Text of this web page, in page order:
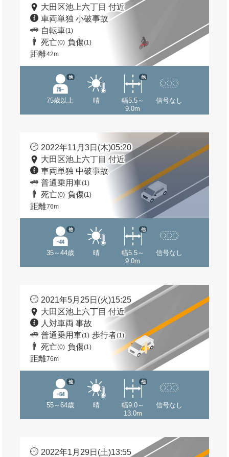
大田区池上六丁目 付近
車両単独 小破事故
自転車(1)
死亡(0) 負傷(1)
距離42m
75歳以上
他
晴
幅5.5～
9.0m
他
信号なし
2022年11月3日(木)05:20
大田区池上六丁目 付近
車両単独 中破事故
普通乗用車(1)
死亡(0) 負傷(1)
距離76m
35～44歳
他
晴
幅5.5～
9.0m
他
信号なし
2021年5月25日(火)15:25
大田区池上六丁目 付近
人対車両 事故
普通乗用車(1) 歩行者(1)
死亡(0) 負傷(1)
距離76m
55～64歳
他
晴
幅9.0～
13.0m
他
信号なし
2022年1月29日(土)13:55